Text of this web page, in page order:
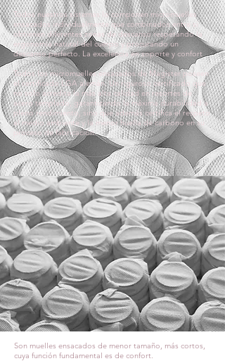
Todos nuestros sistemas lo componen micromuelles
ensacados individualmente que combinados entre si
obtienen diferentes zonas de descanso respetando la
ergonomía natural del cuerpo y procurando un
descanso perfecto. La excelencia en soporte y confort
Todos los micromuelles ensacados de Magister poseen
el certificado LGA alemán. Un riguroso certificado que
no solo acredita la más alta calidad en resortes de
acero templado, garantizando la máxima durabilidad a
pleno rendimiento, sino que además certifica el respeto
al medio ambiente y la menor huella de carbono en su
proceso de fabricación.
NANOMUELLES
Son muelles ensacados de menor tamaño, más cortos,
cuya función fundamental es de confort.